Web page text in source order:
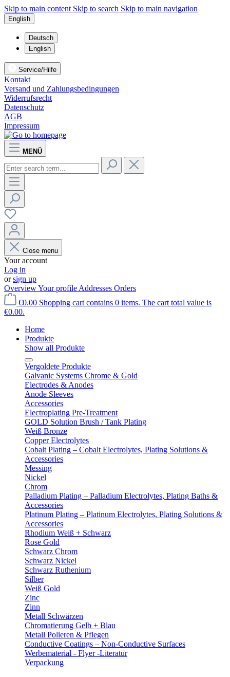
Skip to main content Skip to search Skip to main navigation
English
Deutsch
English
Service/Hilfe
Kontakt
Versand und Zahlungsbedingungen
Widerrufsrecht
Datenschutz
AGB
Impressum
MENÜ
Close menu
Your account
Log in
orsign up
OverviewYour profile Addresses Orders
€0.00 Shopping cart contains 0 items. The cart total value is
€0.00.
Home
Produkte
Show all Produkte
Vergoldete Produkte
Galvanic Systems Chrome & Gold
Electrodes & Anodes
Anode Sleeves
Accessories
Electroplating Pre-Treatment
GOLD Solution Brush / Tank Plating
Weiß Bronze
Copper Electrolytes
Cobalt Plating – Cobalt Electrolytes, Plating Solutions &
Accessories
Messing
Nickel
Chrom
Palladium Plating – Palladium Electrolytes, Plating Baths &
Accessories
Platinum Plating – Platinum Electrolytes, Plating Solutions &
Accessories
Rhodium Weiß + Schwarz
Rose Gold
Schwarz Chrom
Schwarz Nickel
Schwarz Ruthenium
Silber
Weiß Gold
Zinc
Zinn
Metall Schwärzen
Chromatierung Gelb + Blau
Metall Polieren & Pflegen
Conductive Coatings – Non-Conductive Surfaces
Werbematerial - Flyer -Literatur
Verpackung